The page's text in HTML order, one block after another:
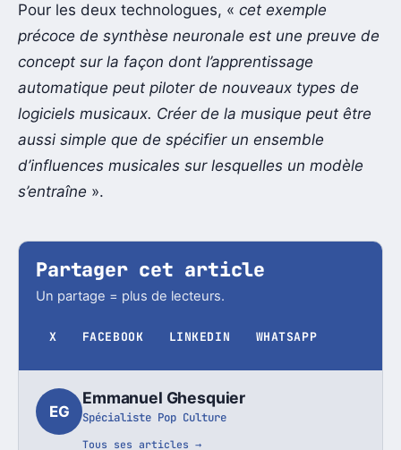
Pour les deux technologues, « cet exemple
précoce de synthèse neuronale est une preuve de
concept sur la façon dont l’apprentissage
automatique peut piloter de nouveaux types de
logiciels musicaux. Créer de la musique peut être
aussi simple que de spécifier un ensemble
d’influences musicales sur lesquelles un modèle
s’entraîne ».
Partager cet article
Un partage = plus de lecteurs.
X FACEBOOK LINKEDIN WHATSAPP
EG
Emmanuel Ghesquier
Spécialiste Pop Culture
Tous ses articles →